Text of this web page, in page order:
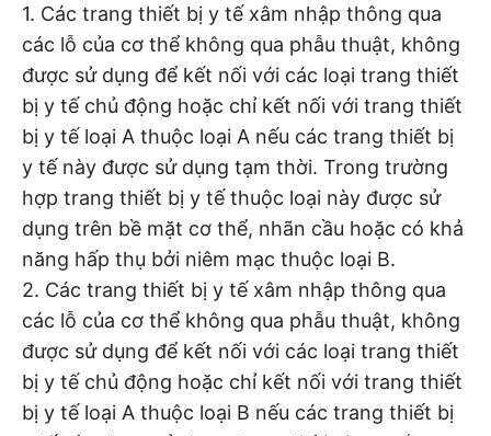
1. Các trang thiết bị y tế xâm nhập thông qua
các lỗ của cơ thể không qua phẫu thuật, không
được sử dụng để kết nối với các loại trang thiết
bị y tế chủ động hoặc chỉ kết nối với trang thiết
bị y tế loại A thuộc loại A nếu các trang thiết bị
y tế này được sử dụng tạm thời. Trong trường
hợp trang thiết bị y tế thuộc loại này được sử
dụng trên bề mặt cơ thể, nhãn cầu hoặc có khả
năng hấp thụ bởi niêm mạc thuộc loại B.
2. Các trang thiết bị y tế xâm nhập thông qua
các lỗ của cơ thể không qua phẫu thuật, không
được sử dụng để kết nối với các loại trang thiết
bị y tế chủ động hoặc chỉ kết nối với trang thiết
bị y tế loại A thuộc loại B nếu các trang thiết bị